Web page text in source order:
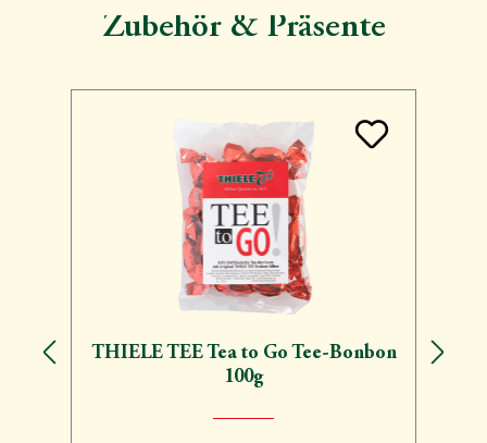
Zubehör & Präsente
THIELE TEE Tea to Go Tee-Bonbon
100g